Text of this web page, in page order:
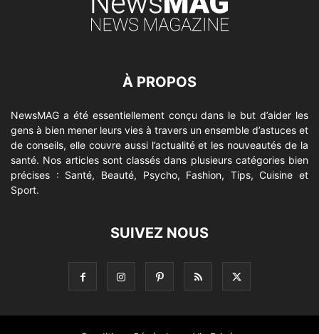
À PROPOS
NewsMAG a été essentiellement conçu dans le but d’aider les
gens à bien mener leurs vies à travers un ensemble d’astuces et
de conseils, elle couvre aussi l’actualité et les nouveautés de la
santé. Nos articles sont classés dans plusieurs catégories bien
précises : Santé, Beauté, Psycho, Fashion, Tips, Cuisine et
Sport.
SUIVEZ NOUS